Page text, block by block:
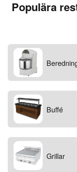
Populära
Buffé
Grillar